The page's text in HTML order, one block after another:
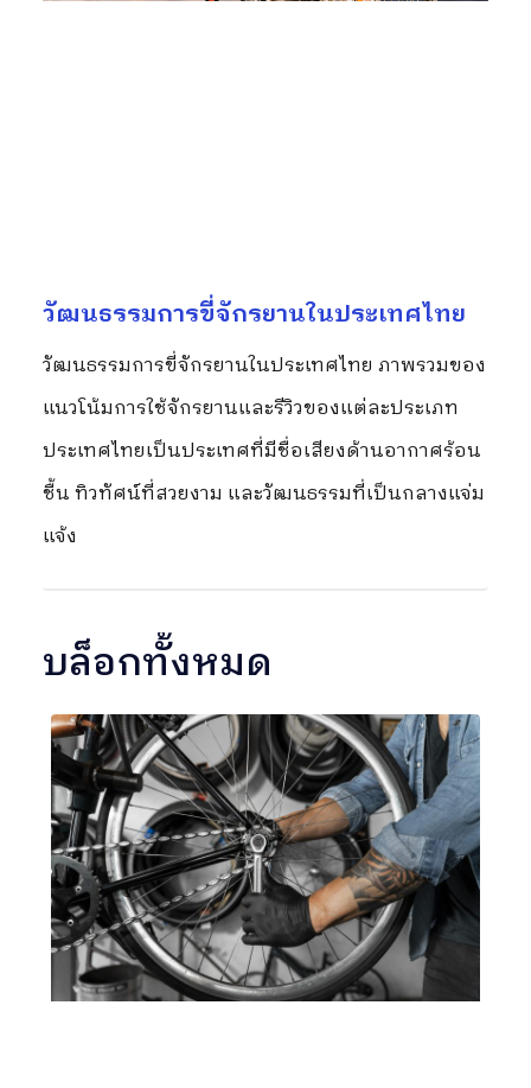
วัฒนธรรมการขี่จักรยานในประเทศไทย
วัฒนธรรมการขี่จักรยานในประเทศไทย ภาพรวมของ
แนวโน้มการใช้จักรยานและรีวิวของแต่ละประเภท
ประเทศไทยเป็นประเทศที่มีชื่อเสียงด้านอากาศร้อน
ชื้น ทิวทัศน์ที่สวยงาม และวัฒนธรรมที่เป็นกลางแจ่ม
แจ้ง
บล็อกทั้งหมด